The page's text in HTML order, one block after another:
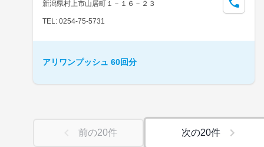
新潟県村上市山居町１－１６－２３
TEL: 0254-75-5731
アリワンプッシュ 60回分
前の20件 次の20件